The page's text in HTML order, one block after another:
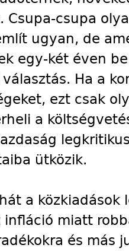
Csupa-csupa
ugyan, de
egy-két éven
Ha a
ezt csak
a
ütközik.
a közkiadások
miatt
és más